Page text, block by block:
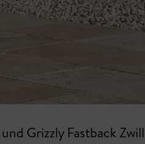
Grizzly Fastback